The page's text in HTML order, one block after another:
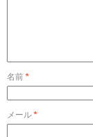
名前 *
メール *